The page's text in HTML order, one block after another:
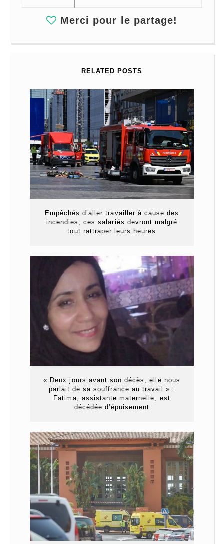
Merci pour le partage!
RELATED POSTS
Empêchés d’aller travailler à cause des
incendies, ces salariés devront malgré
tout rattraper leurs heures
« Deux jours avant son décès, elle nous
parlait de sa souffrance au travail » :
Fatima, assistante maternelle, est
décédée d’épuisement